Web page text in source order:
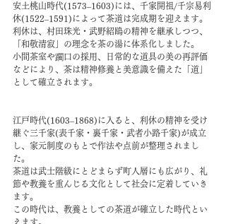
安土桃山時代(1573–1603)には、千家開祖/千宗易利
休(1522–1591)によって茶道は完成期を迎えます。
利休は、村田珠光・武野紹鴎の精神を継承しつつ、
「和敬清寂」の理念を茶の湯に体系化しました。
小間茶室や躙口の採用、日常的な道具の美の再評価
などにより、茶は精神修養と美意識を備えた「道」
として確立されます。
江戸時代(1603–1868)に入ると、利休の精神を受け
継ぐ三千家(表千家・裏千家・武者小路千家)が成立
し、家元制度のもとで作法や点前が整理されまし
た。
茶道は武士階級にとどまらず町人層にも広がり、礼
節や教養を重んじる文化として社会に定着していき
ます。
この時代は、教養としての茶道が確立した時代とい
えます。